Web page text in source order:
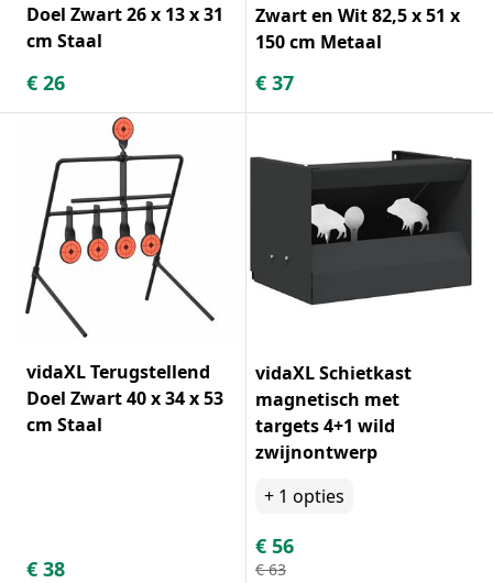
Doel Zwart 26 x 13 x 31
cm Staal
€ 26
Zwart en Wit 82,5 x 51 x
150 cm Metaal
€ 37
vidaXL Terugstellend
Doel Zwart 40 x 34 x 53
cm Staal
€ 38
vidaXL Schietkast
magnetisch met
targets 4+1 wild
zwijnontwerp
+ 1 opties
€ 56
€ 63